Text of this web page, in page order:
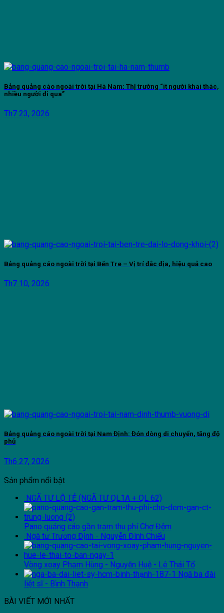
Bảng quảng cáo ngoài trời tại Hà Nam: Thị trường “ít người khai thác,
nhiều người đi qua”
Th7 23, 2026
Bảng quảng cáo ngoài trời tại Bến Tre – Vị trí đắc địa, hiệu quả cao
Th7 10, 2026
Bảng quảng cáo ngoài trời tại Nam Định: Đón dòng di chuyển, tăng độ
phủ
Th6 27, 2026
Sản phẩm nổi bật
NGÃ TƯ LỘ TẺ (NGÃ TƯ QL1A + QL 62)
Pano quảng cáo gần trạm thu phí Chợ Đệm
Ngã tư Trương Định - Nguyễn Đình Chiểu
Vòng xoay Phạm Hùng - Nguyễn Huệ - Lê Thái Tổ
Ngã ba đài
liệt sĩ - Bình Thạnh
BÀI VIẾT MỚI NHẤT